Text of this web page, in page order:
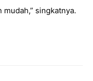
singkatnya.